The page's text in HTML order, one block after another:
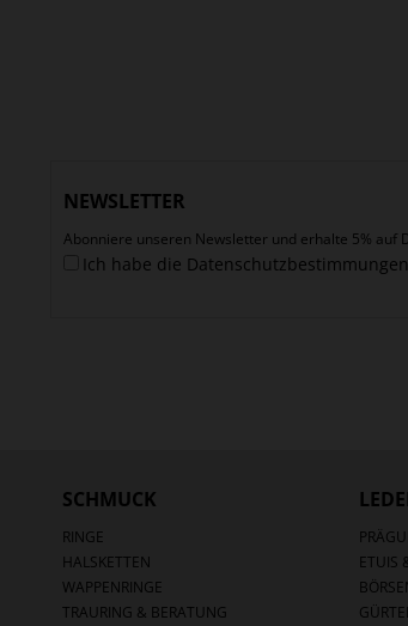
NEWSLETTER
Abonniere unseren Newsletter und erhalte 5% auf
Ich habe die Datenschutzbestimmungen
SCHMUCK
RINGE
HALSKETTEN
WAPPENRINGE
TRAURING & BERATUNG
ETUIS